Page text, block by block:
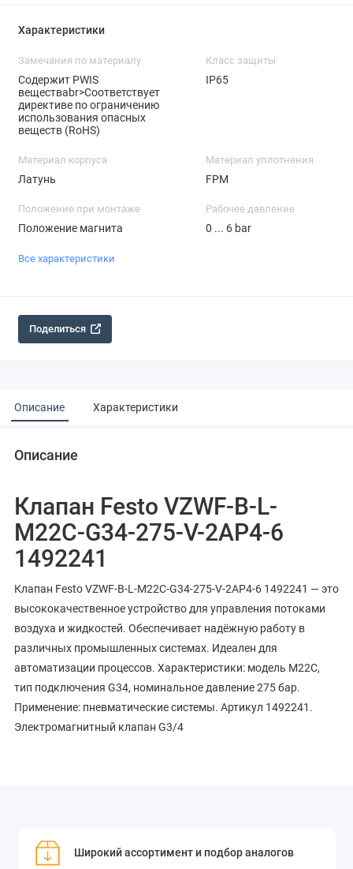
Характеристики
Замечания по материалу
Содержит PWIS
веществаbr>Соответствует
директиве по ограничению
использования опасных
веществ (RoHS)
Класс защиты
IP65
Материал корпуса
Латунь
Материал уплотнения
FPM
Положение при монтаже
Положение магнита
Рабочее давление
0 ... 6 bar
Все характеристики
Поделиться
Описание Характеристики
Описание
Клапан Festo VZWF-B-L-
M22C-G34-275-V-2AP4-6
1492241
Клапан Festo VZWF-B-L-M22C-G34-275-V-2AP4-6 1492241 — это
высококачественное устройство для управления потоками
воздуха и жидкостей. Обеспечивает надёжную работу в
различных промышленных системах. Идеален для
автоматизации процессов. Характеристики: модель M22C,
тип подключения G34, номинальное давление 275 бар.
Применение: пневматические системы. Артикул 1492241.
Электромагнитный клапан G3/4
Широкий ассортимент и подбор аналогов